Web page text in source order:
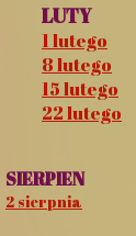
LUTY
1 lutego
8 lutego
15 lutego
22 lutego
SIERPIEN
2 sierpnia